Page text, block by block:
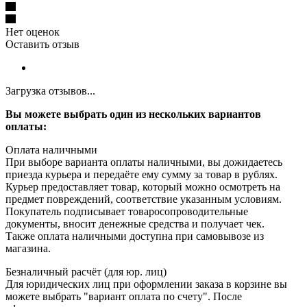
Нет оценок
Оставить отзыв
Загрузка отзывов...
Вы можете выбрать один из нескольких вариантов
оплаты:
Оплата наличными
При выборе варианта оплаты наличными, вы дожидаетесь
приезда курьера и передаёте ему сумму за товар в рублях.
Курьер предоставляет товар, который можно осмотреть на
предмет повреждений, соответствие указанным условиям.
Покупатель подписывает товаросопроводительные
документы, вносит денежные средства и получает чек.
Также оплата наличными доступна при самовывозе из
магазина.
Безналичный расчёт (для юр. лиц)
Для юридических лиц при оформлении заказа в корзине вы
можете выбрать "вариант оплата по счету". После